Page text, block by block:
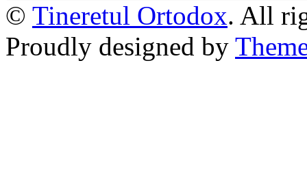
© Tineretul Ortodox. All
Proudly designed by